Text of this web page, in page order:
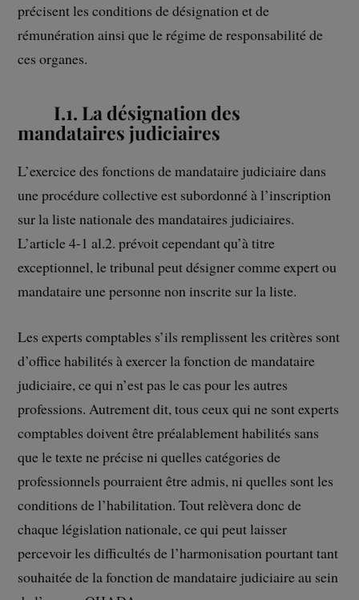
précisent les conditions de désignation et de
rémunération ainsi que le régime de responsabilité de
ces organes.
I.1. La désignation des
mandataires judiciaires
L’exercice des fonctions de mandataire judiciaire dans
une procédure collective est subordonné à l’inscription
sur la liste nationale des mandataires judiciaires.
L’article 4-1 al.2. prévoit cependant qu’à titre
exceptionnel, le tribunal peut désigner comme expert ou
mandataire une personne non inscrite sur la liste.
Les experts comptables s’ils remplissent les critères sont
d’office habilités à exercer la fonction de mandataire
judiciaire, ce qui n’est pas le cas pour les autres
professions. Autrement dit, tous ceux qui ne sont experts
comptables doivent être préalablement habilités sans
que le texte ne précise ni quelles catégories de
professionnels pourraient être admis, ni quelles sont les
conditions de l’habilitation. Tout relèvera donc de
chaque législation nationale, ce qui peut laisser
percevoir les difficultés de l’harmonisation pourtant tant
souhaitée de la fonction de mandataire judiciaire au sein